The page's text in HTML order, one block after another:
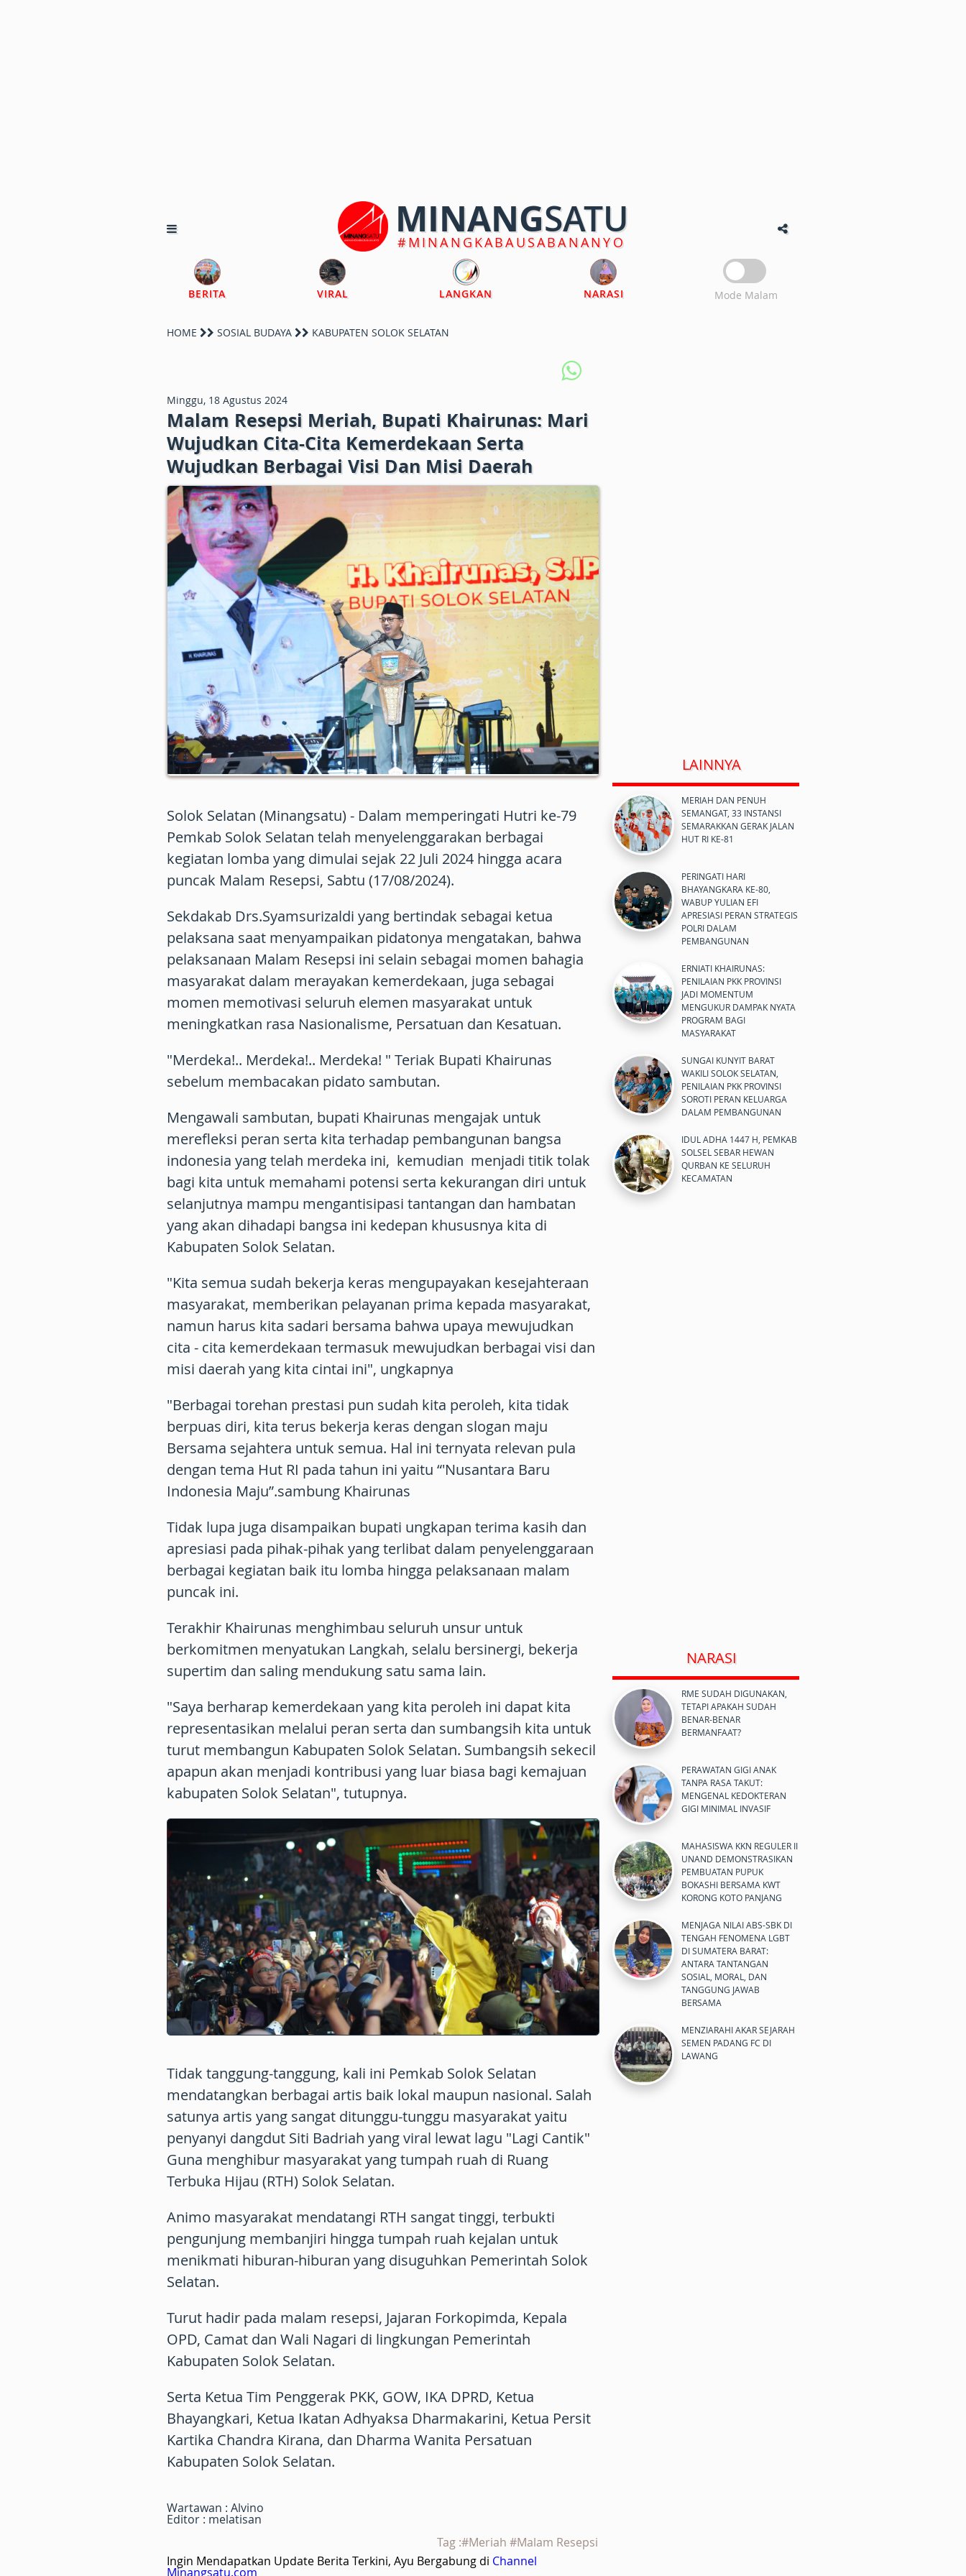
MINANGSATU
#MINANGKABAUSABANANYO
BERITA VIRAL LANGKAN NARASI Mode Malam
HOME SOSIAL BUDAYA KABUPATEN SOLOK SELATAN
Minggu, 18 Agustus 2024
Malam Resepsi Meriah, Bupati Khairunas: Mari
Wujudkan Cita-Cita Kemerdekaan Serta
Wujudkan Berbagai Visi Dan Misi Daerah
Solok Selatan (Minangsatu) - Dalam memperingati Hutri ke-79
Pemkab Solok Selatan telah menyelenggarakan berbagai
kegiatan lomba yang dimulai sejak 22 Juli 2024 hingga acara
puncak Malam Resepsi, Sabtu (17/08/2024).
Sekdakab Drs.Syamsurizaldi yang bertindak sebagai ketua
pelaksana saat menyampaikan pidatonya mengatakan, bahwa
pelaksanaan Malam Resepsi ini selain sebagai momen bahagia
masyarakat dalam merayakan kemerdekaan, juga sebagai
momen memotivasi seluruh elemen masyarakat untuk
meningkatkan rasa Nasionalisme, Persatuan dan Kesatuan.
"Merdeka!.. Merdeka!.. Merdeka! " Teriak Bupati Khairunas
sebelum membacakan pidato sambutan.
Mengawali sambutan, bupati Khairunas mengajak untuk
merefleksi peran serta kita terhadap pembangunan bangsa
indonesia yang telah merdeka ini, kemudian menjadi titik tolak
bagi kita untuk memahami potensi serta kekurangan diri untuk
selanjutnya mampu mengantisipasi tantangan dan hambatan
yang akan dihadapi bangsa ini kedepan khususnya kita di
Kabupaten Solok Selatan.
"Kita semua sudah bekerja keras mengupayakan kesejahteraan
masyarakat, memberikan pelayanan prima kepada masyarakat,
namun harus kita sadari bersama bahwa upaya mewujudkan
cita - cita kemerdekaan termasuk mewujudkan berbagai visi dan
misi daerah yang kita cintai ini", ungkapnya
"Berbagai torehan prestasi pun sudah kita peroleh, kita tidak
berpuas diri, kita terus bekerja keras dengan slogan maju
Bersama sejahtera untuk semua. Hal ini ternyata relevan pula
dengan tema Hut RI pada tahun ini yaitu “'Nusantara Baru
Indonesia Maju”.sambung Khairunas
Tidak lupa juga disampaikan bupati ungkapan terima kasih dan
apresiasi pada pihak-pihak yang terlibat dalam penyelenggaraan
berbagai kegiatan baik itu lomba hingga pelaksanaan malam
puncak ini.
Terakhir Khairunas menghimbau seluruh unsur untuk
berkomitmen menyatukan Langkah, selalu bersinergi, bekerja
supertim dan saling mendukung satu sama lain.
"Saya berharap kemerdekaan yang kita peroleh ini dapat kita
representasikan melalui peran serta dan sumbangsih kita untuk
turut membangun Kabupaten Solok Selatan. Sumbangsih sekecil
apapun akan menjadi kontribusi yang luar biasa bagi kemajuan
kabupaten Solok Selatan", tutupnya.
Tidak tanggung-tanggung, kali ini Pemkab Solok Selatan
mendatangkan berbagai artis baik lokal maupun nasional. Salah
satunya artis yang sangat ditunggu-tunggu masyarakat yaitu
penyanyi dangdut Siti Badriah yang viral lewat lagu "Lagi Cantik"
Guna menghibur masyarakat yang tumpah ruah di Ruang
Terbuka Hijau (RTH) Solok Selatan.
Animo masyarakat mendatangi RTH sangat tinggi, terbukti
pengunjung membanjiri hingga tumpah ruah kejalan untuk
menikmati hiburan-hiburan yang disuguhkan Pemerintah Solok
Selatan.
Turut hadir pada malam resepsi, Jajaran Forkopimda, Kepala
OPD, Camat dan Wali Nagari di lingkungan Pemerintah
Kabupaten Solok Selatan.
Serta Ketua Tim Penggerak PKK, GOW, IKA DPRD, Ketua
Bhayangkari, Ketua Ikatan Adhyaksa Dharmakarini, Ketua Persit
Kartika Chandra Kirana, dan Dharma Wanita Persatuan
Kabupaten Solok Selatan.
Wartawan : Alvino
Editor : melatisan
Tag :#Meriah #Malam Resepsi
Ingin Mendapatkan Update Berita Terkini, Ayu Bergabung di Channel
Minangsatu.com
LAINNYA
MERIAH DAN PENUH
SEMANGAT, 33 INSTANSI
SEMARAKKAN GERAK JALAN
HUT RI KE-81
PERINGATI HARI
BHAYANGKARA KE-80,
WABUP YULIAN EFI
APRESIASI PERAN STRATEGIS
POLRI DALAM
PEMBANGUNAN
ERNIATI KHAIRUNAS:
PENILAIAN PKK PROVINSI
JADI MOMENTUM
MENGUKUR DAMPAK NYATA
PROGRAM BAGI
MASYARAKAT
SUNGAI KUNYIT BARAT
WAKILI SOLOK SELATAN,
PENILAIAN PKK PROVINSI
SOROTI PERAN KELUARGA
DALAM PEMBANGUNAN
IDUL ADHA 1447 H, PEMKAB
SOLSEL SEBAR HEWAN
QURBAN KE SELURUH
KECAMATAN
NARASI
RME SUDAH DIGUNAKAN,
TETAPI APAKAH SUDAH
BENAR-BENAR
BERMANFAAT?
PERAWATAN GIGI ANAK
TANPA RASA TAKUT:
MENGENAL KEDOKTERAN
GIGI MINIMAL INVASIF
MAHASISWA KKN REGULER II
UNAND DEMONSTRASIKAN
PEMBUATAN PUPUK
BOKASHI BERSAMA KWT
KORONG KOTO PANJANG
MENJAGA NILAI ABS-SBK DI
TENGAH FENOMENA LGBT
DI SUMATERA BARAT:
ANTARA TANTANGAN
SOSIAL, MORAL, DAN
TANGGUNG JAWAB
BERSAMA
MENZIARAHI AKAR SEJARAH
SEMEN PADANG FC DI
LAWANG